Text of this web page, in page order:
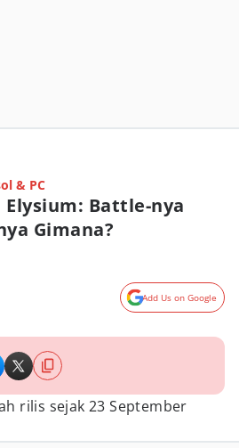
& PC
Battle-nya
Gimana?
Add Us on Google
rilis sejak 23 September